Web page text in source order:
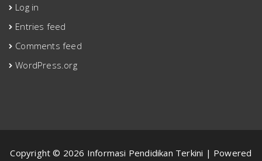
Log in
Entries feed
Comments feed
WordPress.org
Copyright © 2026 Informasi Pendidikan Terkini | Powered